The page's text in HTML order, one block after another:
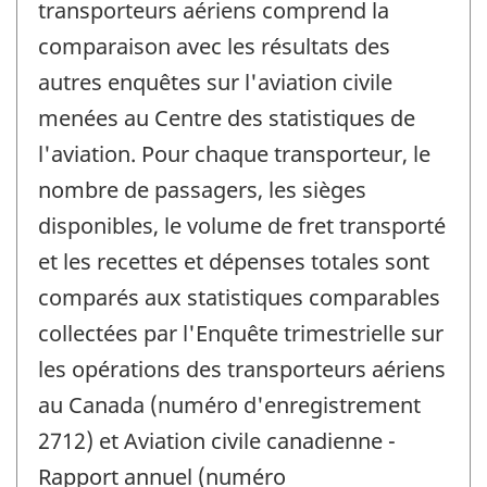
transporteurs aériens comprend la
comparaison avec les résultats des
autres enquêtes sur l'aviation civile
menées au Centre des statistiques de
l'aviation. Pour chaque transporteur, le
nombre de passagers, les sièges
disponibles, le volume de fret transporté
et les recettes et dépenses totales sont
comparés aux statistiques comparables
collectées par l'Enquête trimestrielle sur
les opérations des transporteurs aériens
au Canada (numéro d'enregistrement
2712) et Aviation civile canadienne -
Rapport annuel (numéro